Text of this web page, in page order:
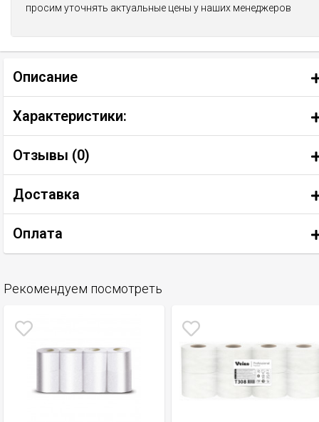
просим уточнять актуальные цены у наших менеджеров
Описание
Характеристики:
Отзывы (0)
Доставка
Оплата
Рекомендуем посмотреть